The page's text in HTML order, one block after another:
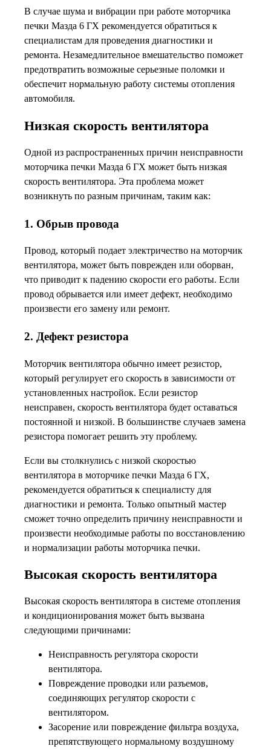
В случае шума и вибрации при работе моторчика
печки Мазда 6 ГХ рекомендуется обратиться к
специалистам для проведения диагностики и
ремонта. Незамедлительное вмешательство поможет
предотвратить возможные серьезные поломки и
обеспечит нормальную работу системы отопления
автомобиля.
Низкая скорость вентилятора
Одной из распространенных причин неисправности
моторчика печки Мазда 6 ГХ может быть низкая
скорость вентилятора. Эта проблема может
возникнуть по разным причинам, таким как:
1. Обрыв провода
Провод, который подает электричество на моторчик
вентилятора, может быть поврежден или оборван,
что приводит к падению скорости его работы. Если
провод обрывается или имеет дефект, необходимо
произвести его замену или ремонт.
2. Дефект резистора
Моторчик вентилятора обычно имеет резистор,
который регулирует его скорость в зависимости от
установленных настройок. Если резистор
неисправен, скорость вентилятора будет оставаться
постоянной и низкой. В большинстве случаев замена
резистора помогает решить эту проблему.
Если вы столкнулись с низкой скоростью
вентилятора в моторчике печки Мазда 6 ГХ,
рекомендуется обратиться к специалисту для
диагностики и ремонта. Только опытный мастер
сможет точно определить причину неисправности и
произвести необходимые работы по восстановлению
и нормализации работы моторчика печки.
Высокая скорость вентилятора
Высокая скорость вентилятора в системе отопления
и кондиционирования может быть вызвана
следующими причинами:
Неисправность регулятора скорости
вентилятора.
Повреждение проводки или разъемов,
соединяющих регулятор скорости с
вентилятором.
Засорение или повреждение фильтра воздуха,
препятствующего нормальному воздушному